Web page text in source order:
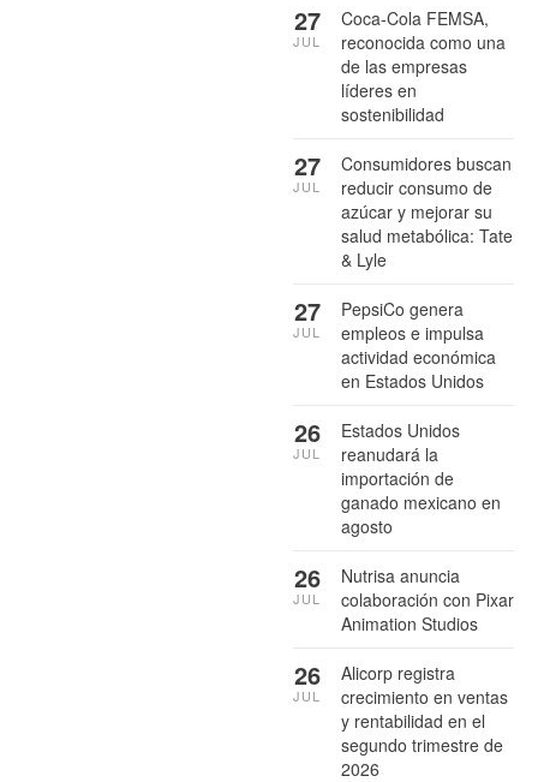
Coca-Cola FEMSA,
reconocida como una
de las empresas
líderes en
sostenibilidad
27
JUL
Consumidores buscan
reducir consumo de
azúcar y mejorar su
salud metabólica: Tate
& Lyle
27
JUL
PepsiCo genera
empleos e impulsa
actividad económica
en Estados Unidos
27
JUL
Estados Unidos
reanudará la
importación de
ganado mexicano en
agosto
26
JUL
Nutrisa anuncia
colaboración con Pixar
Animation Studios
26
JUL
Alicorp registra
crecimiento en ventas
y rentabilidad en el
segundo trimestre de
2026
26
JUL